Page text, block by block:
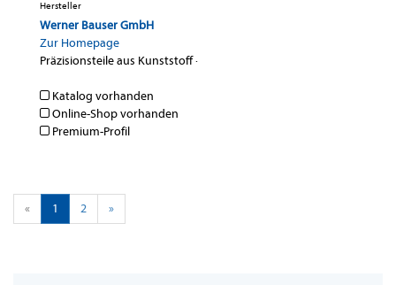
Hersteller
Werner Bauser GmbH
Zur Homepage
Präzisionsteile aus Kunststoff·
Katalog vorhanden
Online-Shop vorhanden
Premium-Profil
« 1 2 »